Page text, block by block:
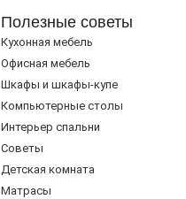
Полезные советы
Кухонная мебель
Офисная мебель
Шкафы и шкафы-купе
Компьютерные столы
Интерьер спальни
Советы
Детская комната
Матрасы